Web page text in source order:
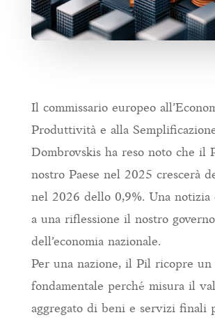
Il commissario europeo
Produttività e alla
Dombrovskis ha reso noto che il
nostro Paese nel 2025 crescerà
nel 2026 dello 0,9%. Una notizia
a una riflessione il nostro
dell’economia nazionale.
Per una nazione, il Pil ricopre un
fondamentale perché misura il
aggregato di beni e servizi finali